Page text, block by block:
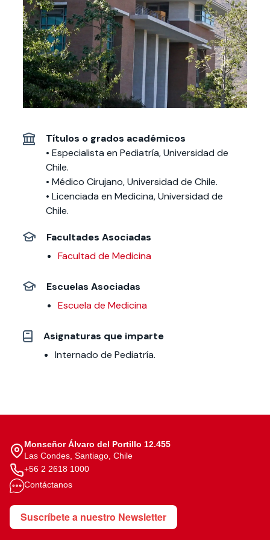
cursos
Especialidades y
estadías
Te puede
interesar:
International
students
Facultades
interesar:
2025
vinculación con la
sociedad
Extensión Cultural
Te puede interesar:Filantropía y Donaciones
intercambio
Servicios y apoyos
Te puede
interesar:
Explora el campus
Uandes
Noticias
estudiantiles
Títulos o grados académicos
• Especialista en Pediatría, Universidad de
Chile.
• Médico Cirujano, Universidad de Chile.
• Licenciada en Medicina, Universidad de
Chile.
Facultades Asociadas
Facultad de Medicina
Escuelas Asociadas
Escuela de Medicina
Asignaturas que imparte
Internado de Pediatría.
Monseñor Álvaro del Portillo 12.455
Las Condes, Santiago, Chile
+56 2 2618 1000
Contáctanos
Suscríbete a nuestro Newsletter